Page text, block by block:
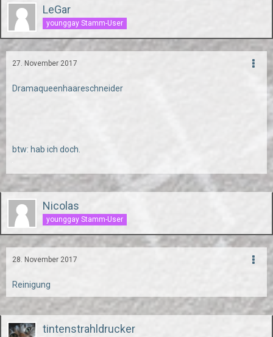
LeGar
younggay Stamm-User
27. November 2017
Dramaqueenhaareschneider
btw: hab ich doch.
Nicolas
younggay Stamm-User
28. November 2017
Reinigung
tintenstrahldrucker